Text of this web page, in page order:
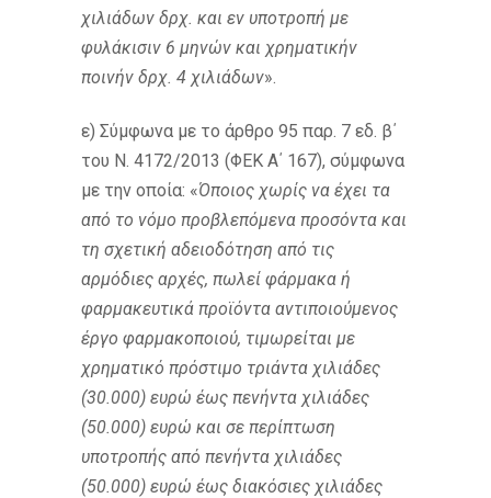
χιλιάδων δρχ. και εν υποτροπή με
φυλάκισιν 6 μηνών και χρηματικήν
ποινήν δρχ. 4 χιλιάδων».
ε) Σύμφωνα με το άρθρο 95 παρ. 7 εδ. β΄
του Ν. 4172/2013 (ΦΕΚ Α΄ 167), σύμφωνα
με την οποία: «Όποιος χωρίς να έχει τα
από το νόμο προβλεπόμενα προσόντα και
τη σχετική αδειοδότηση από τις
αρμόδιες αρχές, πωλεί φάρμακα ή
φαρμακευτικά προϊόντα αντιποιούμενος
έργο φαρμακοποιού, τιμωρείται με
χρηματικό πρόστιμο τριάντα χιλιάδες
(30.000) ευρώ έως πενήντα χιλιάδες
(50.000) ευρώ και σε περίπτωση
υποτροπής από πενήντα χιλιάδες
(50.000) ευρώ έως διακόσιες χιλιάδες